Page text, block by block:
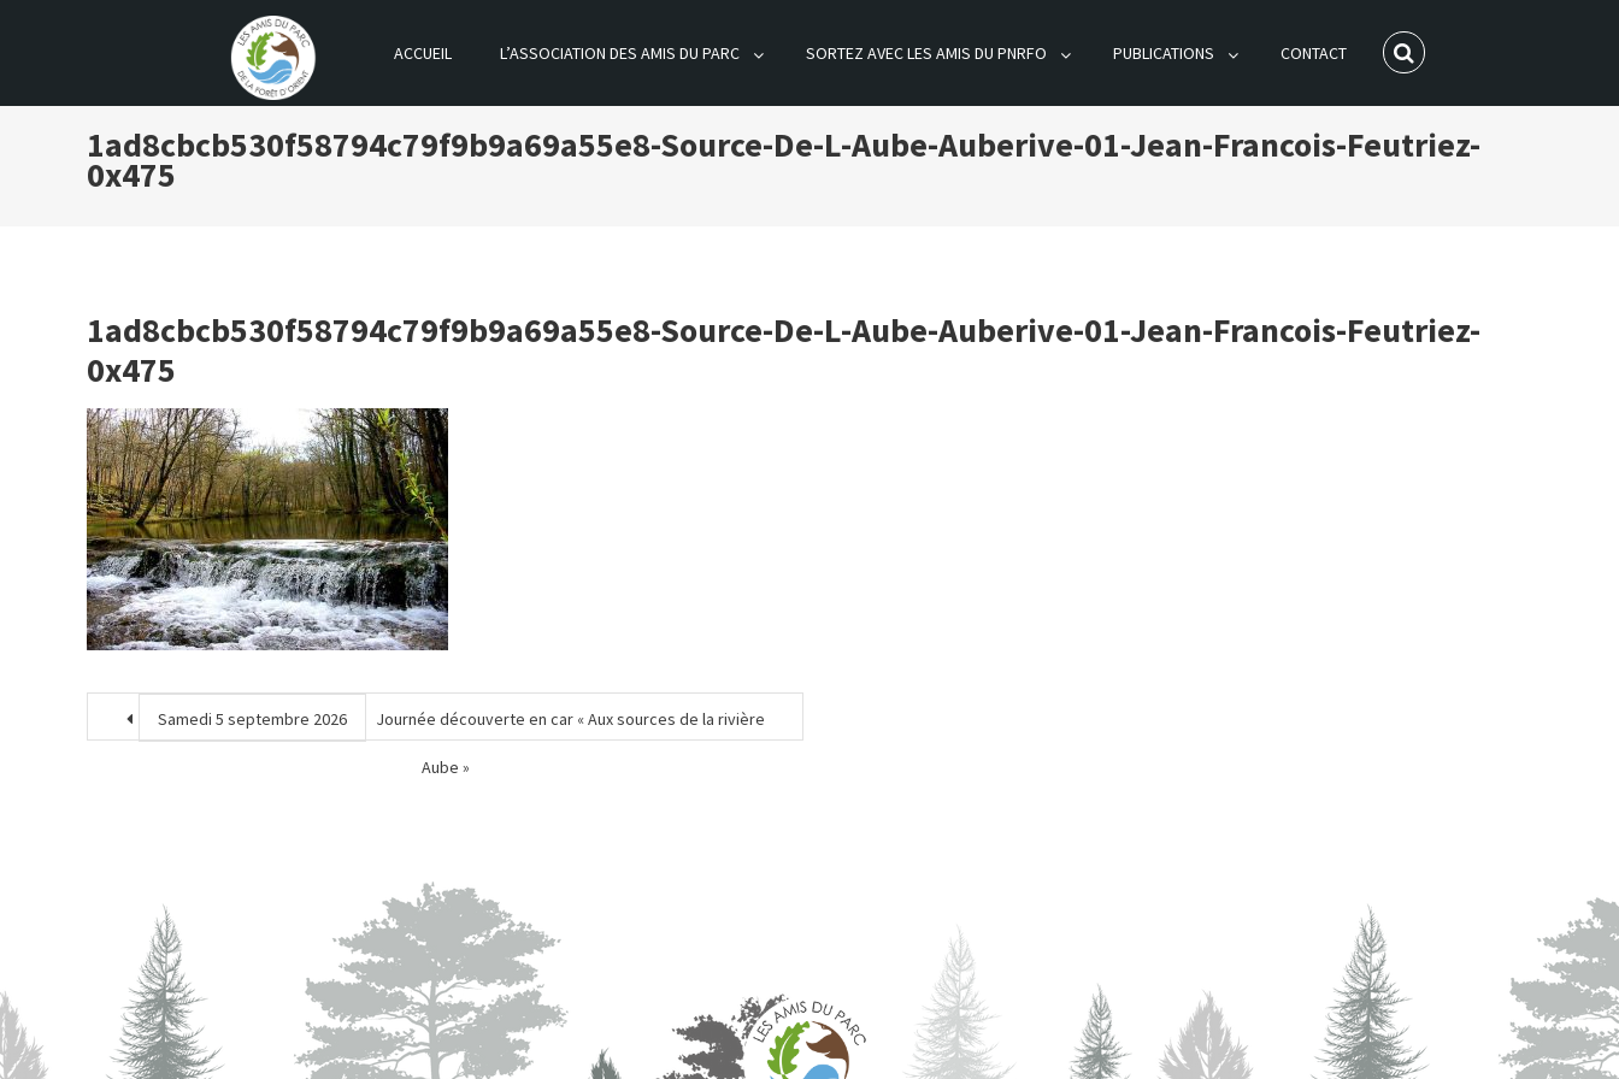
LES AMIS DU PARC DE LA FORÊT D'ORIENT
ACCUEIL L’ASSOCIATION DES AMIS DU PARC SORTEZ AVEC LES AMIS DU PNRFO PUBLICATIONS CONTACT
1ad8cbcb530f58794c79f9b9a69a55e8-Source-De-L-Aube-Auberive-01-Jean-Francois-Feutriez-
0x475
1ad8cbcb530f58794c79f9b9a69a55e8-Source-De-L-Aube-Auberive-01-Jean-Francois-Feutriez-
0x475
Samedi 5 septembre 2026 Journée découverte en car « Aux sources de la rivière
Aube »